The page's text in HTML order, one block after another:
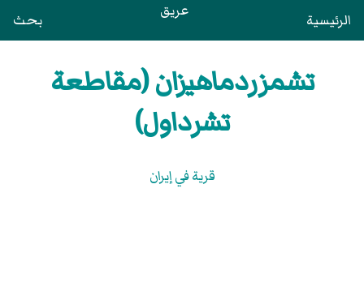
الرئيسية عريق بحث
تشمزردماهيزان (مقاطعة
تشرداول)
قرية في إيران